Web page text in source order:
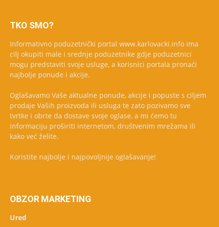
TKO SMO?
Informativno poduzetnički portal www.karlovacki.info ima
cilj okupiti male i srednje poduzetnike gdje poduzetnici
mogu predstaviti svoje usluge, a korisnici portala pronaći
najbolje ponude i akcije.
Oglašavamo Vaše aktualne ponude, akcije i popuste s ciljem
prodaje Vaših proizvoda ili usluga te zato pozivamo sve
tvrtke i obrte da dostave svoje oglase, a mi ćemo tu
informaciju proširiti internetom, društvenim mrežama ili
kako već želite.
Koristite najbolje i najpovoljnije oglašavanje!
OBZOR MARKETING
Ured